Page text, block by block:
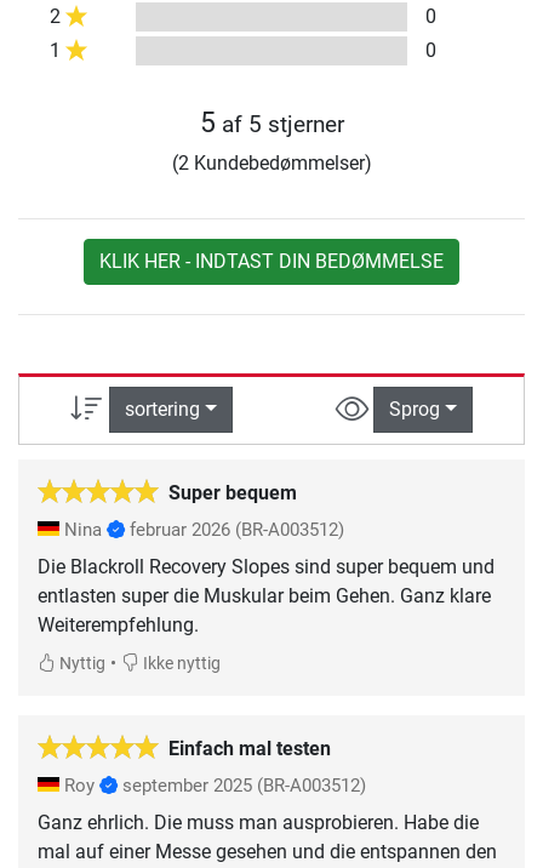
2
0
1
0
5 af 5 stjerner
(2 Kundebedømmelser)
KLIK HER - INDTAST DIN BEDØMMELSE
sortering Sprog
Super bequem
Nina februar 2026 (BR-A003512)
Die Blackroll Recovery Slopes sind super bequem und
entlasten super die Muskular beim Gehen. Ganz klare
Weiterempfehlung.
Nyttig • Ikke nyttig
Einfach mal testen
Roy september 2025 (BR-A003512)
Ganz ehrlich. Die muss man ausprobieren. Habe die
mal auf einer Messe gesehen und die entspannen den